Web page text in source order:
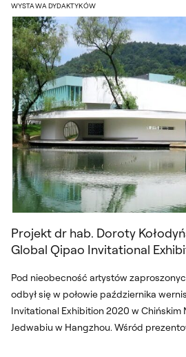
Projekt dr hab. Doroty
WYSTAWA DYDAKTYKÓW
Projekt dr hab. Doroty
Global Qipao Invitational
Pod nieobecność artystów
odbył się w połowie października
Invitational Exhibition 2020 w Chińskim
Jedwabiu w Hangzhou. Wśród